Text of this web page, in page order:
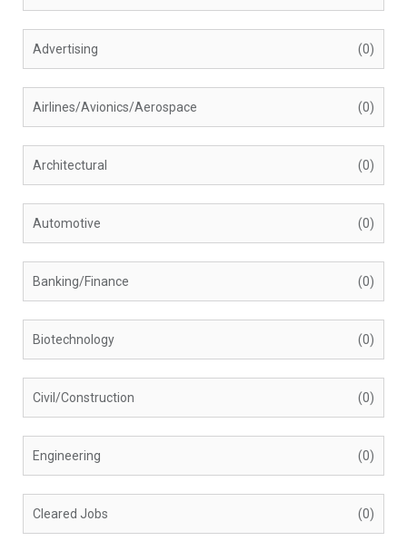
Advertising (0)
Airlines/Avionics/Aerospace (0)
Architectural (0)
Automotive (0)
Banking/Finance (0)
Biotechnology (0)
Civil/Construction (0)
Engineering (0)
Cleared Jobs (0)